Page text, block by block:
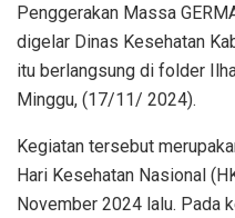
Penggerakan Massa
digelar Dinas Kesehatan
itu berlangsung di folder
Minggu, (17/11/ 2024).
Kegiatan tersebut
Hari Kesehatan Nasional
November 2024 lalu. Pada